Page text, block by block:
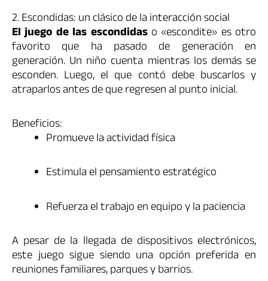
2. Escondidas: un clásico de la interacción social
El juego de las escondidaso «escondite» es otro
favorito que ha pasado de generación en
generación. Un niño cuenta mientras los demás se
esconden. Luego, el que contó debe buscarlos y
atraparlos antes de que regresen al punto inicial.
Beneficios:
Promueve la actividad física
Estimula el pensamiento estratégico
Refuerza el trabajo en equipo y la paciencia
A pesar de la llegada de dispositivos electrónicos,
este juego sigue siendo una opción preferida en
reuniones familiares, parques y barrios.